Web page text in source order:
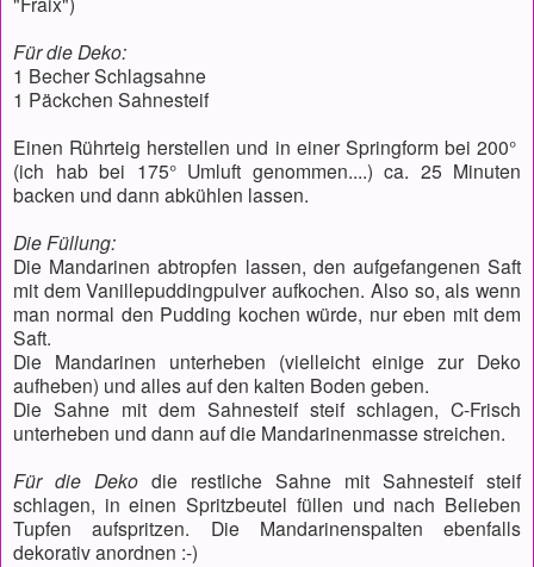
Für die Deko:
1 Becher Schlagsahne
1 Päckchen Sahnesteif
Einen Rührteig herstellen und in einer Springform bei 200°
(ich hab bei 175° Umluft genommen....) ca. 25 Minuten
backen und dann abkühlen lassen.
Die Füllung:
Die Mandarinen abtropfen lassen, den aufgefangenen Saft
mit dem Vanillepuddingpulver aufkochen. Also so, als wenn
man normal den Pudding kochen würde, nur eben mit dem
Saft.
Die Mandarinen unterheben (vielleicht einige zur Deko
aufheben) und alles auf den kalten Boden geben.
Die Sahne mit dem Sahnesteif steif schlagen, C-Frisch
unterheben und dann auf die Mandarinenmasse streichen.
Für die Deko die restliche Sahne mit Sahnesteif steif
schlagen, in einen Spritzbeutel füllen und nach Belieben
Tupfen aufspritzen. Die Mandarinenspalten ebenfalls
dekorativ anordnen :-)